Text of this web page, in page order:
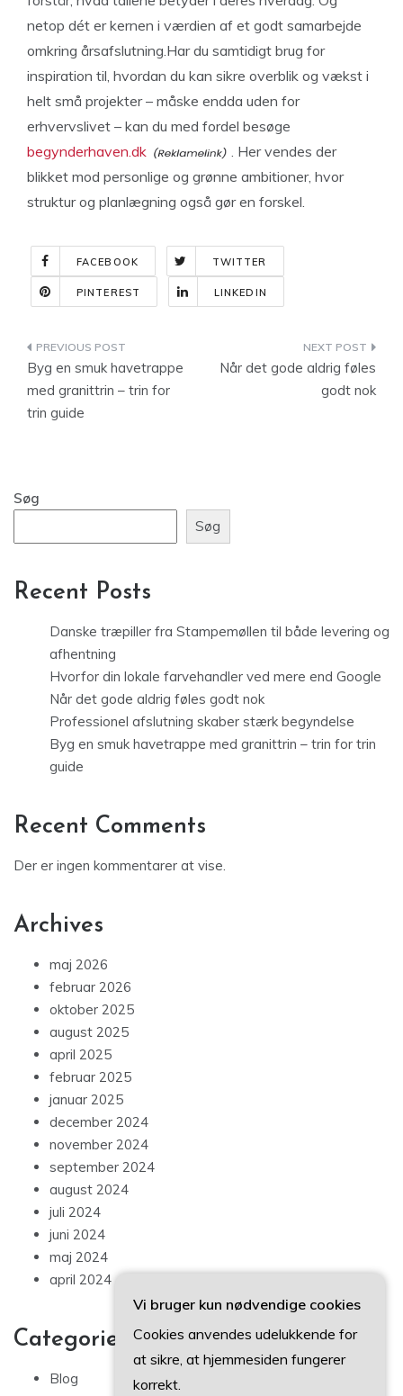
netop dét er kernen i værdien af et godt samarbejde
omkring årsafslutning.Har du samtidigt brug for
inspiration til, hvordan du kan sikre overblik og vækst i
helt små projekter – måske endda uden for
erhvervslivet – kan du med fordel besøge
begynderhaven.dk
. Her vendes der
blikket mod personlige og grønne ambitioner, hvor
struktur og planlægning også gør en forskel.
FACEBOOK TWITTER
PINTEREST LINKEDIN
Indlægsnavigation
Byg en smuk havetrappe
med granittrin – trin for
trin guide
Når det gode aldrig føles
godt nok
Søg
Søg
Recent Posts
Danske træpiller fra Stampemøllen til både levering og
afhentning
Hvorfor din lokale farvehandler ved mere end Google
Når det gode aldrig føles godt nok
Professionel afslutning skaber stærk begyndelse
Byg en smuk havetrappe med granittrin – trin for trin
guide
Recent Comments
Der er ingen kommentarer at vise.
Archives
maj 2026
februar 2026
oktober 2025
august 2025
april 2025
februar 2025
januar 2025
december 2024
november 2024
september 2024
august 2024
juli 2024
juni 2024
maj 2024
april 2024
Categories
Blog
Vi bruger kun nødvendige cookies
Cookies anvendes udelukkende for
at sikre, at hjemmesiden fungerer
korrekt.